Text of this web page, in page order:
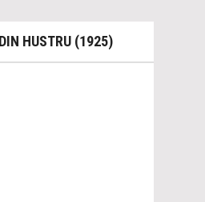
HUSTRU (1925)